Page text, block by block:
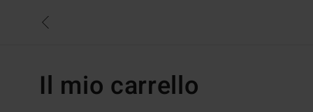
Il mio carrello